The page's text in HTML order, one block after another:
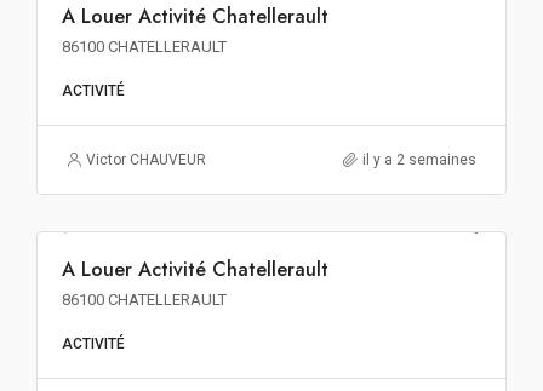
A Louer Activité Chatellerault
86100 CHATELLERAULT
ACTIVITÉ
Victor CHAUVEUR il y a 2 semaines
60€ m²/an HT HC
A Louer Activité Chatellerault
86100 CHATELLERAULT
ACTIVITÉ